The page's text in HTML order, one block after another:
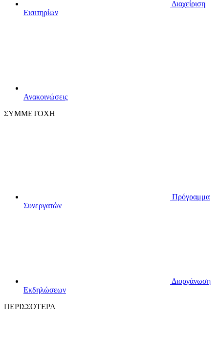
Διαχείριση
Εισιτηρίων
Ανακοινώσεις
ΣΥΜΜΕΤΟΧΗ
Πρόγραμμα
Συνεργατών
Διοργάνωση
Εκδηλώσεων
ΠΕΡΙΣΣΟΤΕΡΑ